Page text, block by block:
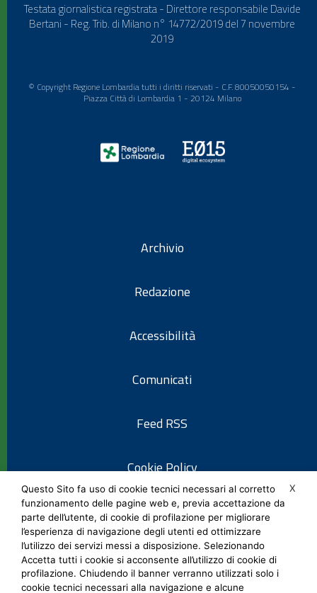
Testata giornalistica registrata - Direttore responsabile Davide
Bertani - Reg. Trib. di Milano n° 14772/2019 del 7 novembre
2019
© Copyright Regione Lombardia tutti i diritti riservati - C.F. 80050050154 -
Piazza Città di Lombardia 1 - 20124 Milano
Archivio
Redazione
Accessibilità
Comunicati
Feed RSS
Cookie Policy
Informativa privacy
Note legali
X
Questo Sito fa uso di cookie tecnici necessari al corretto
funzionamento delle pagine web e, previa accettazione da
parte dell’utente, di cookie di profilazione per migliorare
l’esperienza di navigazione degli utenti ed ottimizzare
l’utilizzo dei servizi messi a disposizione. Selezionando
Accetta tutti i cookie si acconsente all’utilizzo di cookie di
profilazione. Chiudendo il banner verranno utilizzati solo i
cookie tecnici necessari alla navigazione e alcune